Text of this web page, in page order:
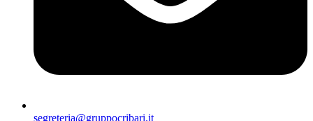
segreteria@gruppocribari.it